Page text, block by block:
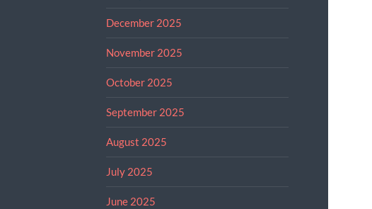
December 2025
November 2025
October 2025
September 2025
August 2025
July 2025
June 2025